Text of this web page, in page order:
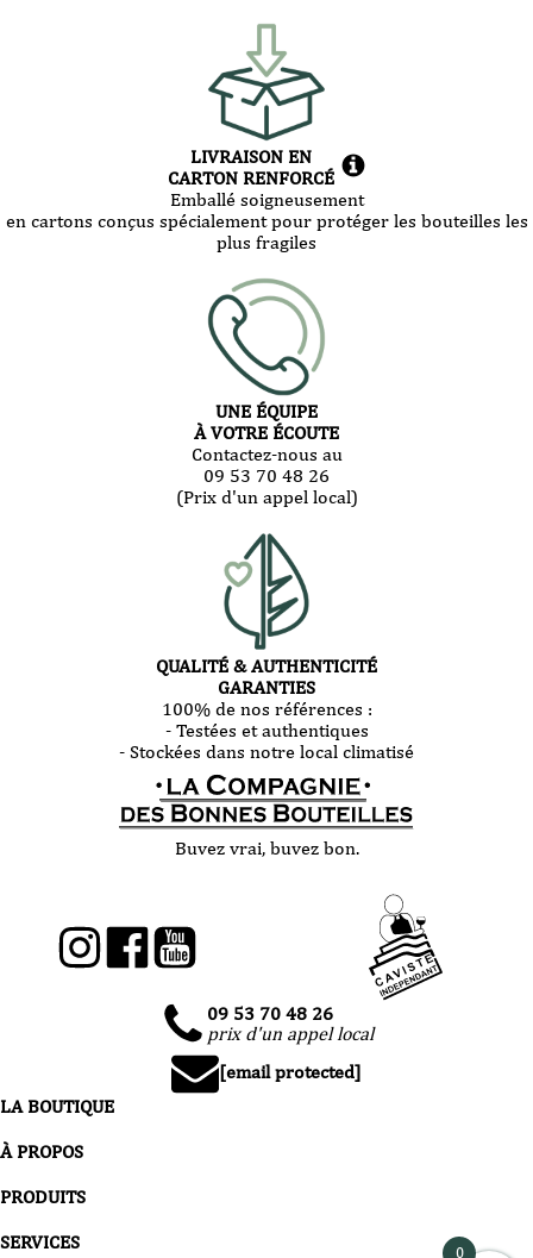
LIVRAISON EN
CARTON RENFORCÉ
Emballé soigneusement
en cartons conçus spécialement pour protéger les bouteilles les
plus fragiles
UNE ÉQUIPE
À VOTRE ÉCOUTE
Contactez-nous au
09 53 70 48 26
(Prix d'un appel local)
QUALITÉ & AUTHENTICITÉ
GARANTIES
100% de nos références :
- Testées et authentiques
- Stockées dans notre local climatisé
Buvez vrai, buvez bon.
09 53 70 48 26
prix d'un appel local
[email protected]
LA BOUTIQUE
À PROPOS
PRODUITS
SERVICES
0